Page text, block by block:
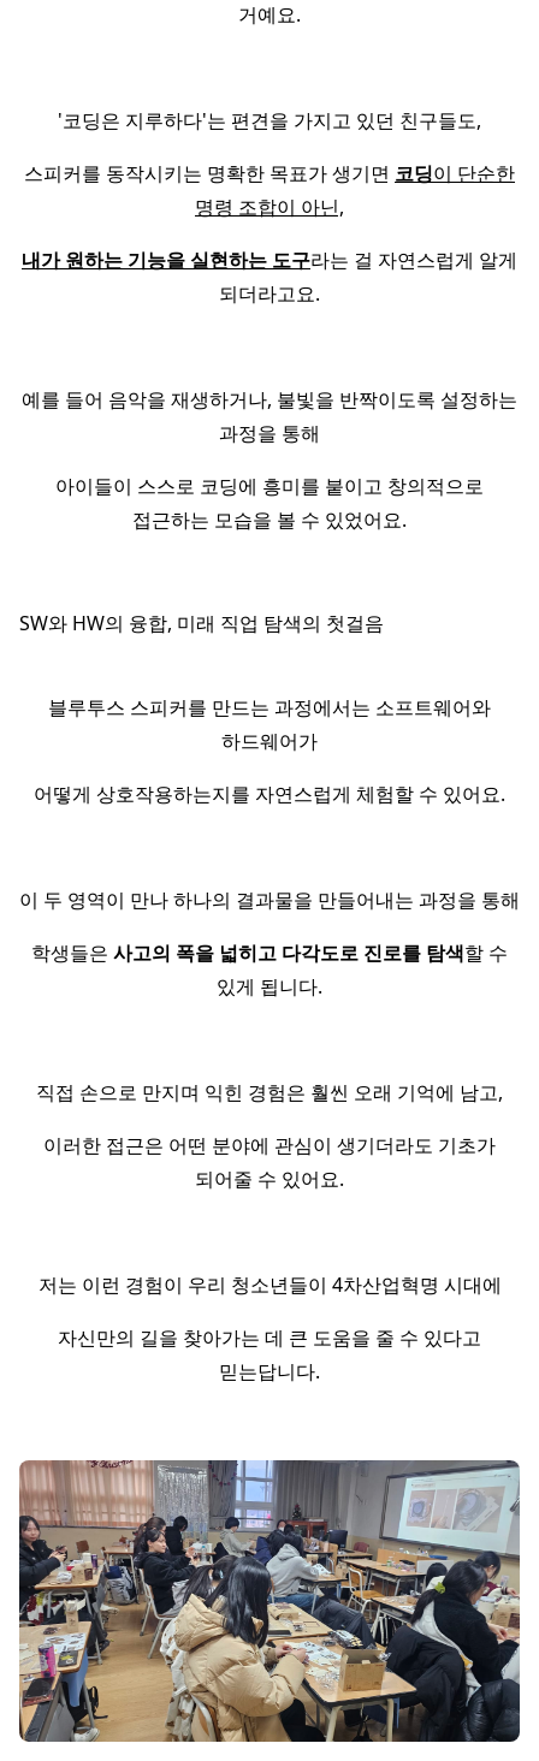
거예요.
'코딩은 지루하다'는 편견을 가지고 있던 친구들도,
스피커를 동작시키는 명확한 목표가 생기면 코딩이 단순한
명령 조합이 아닌,
내가 원하는 기능을 실현하는 도구라는 걸 자연스럽게 알게
되더라고요.
예를 들어 음악을 재생하거나, 불빛을 반짝이도록 설정하는
과정을 통해
아이들이 스스로 코딩에 흥미를 붙이고 창의적으로
접근하는 모습을 볼 수 있었어요.
SW와 HW의 융합, 미래 직업 탐색의 첫걸음
블루투스 스피커를 만드는 과정에서는 소프트웨어와
하드웨어가
어떻게 상호작용하는지를 자연스럽게 체험할 수 있어요.
이 두 영역이 만나 하나의 결과물을 만들어내는 과정을 통해
학생들은 사고의 폭을 넓히고 다각도로 진로를 탐색할 수
있게 됩니다.
직접 손으로 만지며 익힌 경험은 훨씬 오래 기억에 남고,
이러한 접근은 어떤 분야에 관심이 생기더라도 기초가
되어줄 수 있어요.
저는 이런 경험이 우리 청소년들이 4차산업혁명 시대에
자신만의 길을 찾아가는 데 큰 도움을 줄 수 있다고
믿는답니다.